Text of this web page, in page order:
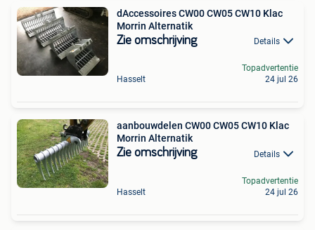
dAccessoires CW00 CW05 CW10 Klac
Morrin Alternatik
Zie omschrijving Details
Hasselt
Topadvertentie
24 jul 26
aanbouwdelen CW00 CW05 CW10 Klac
Morrin Alternatik
Zie omschrijving Details
Hasselt
Topadvertentie
24 jul 26